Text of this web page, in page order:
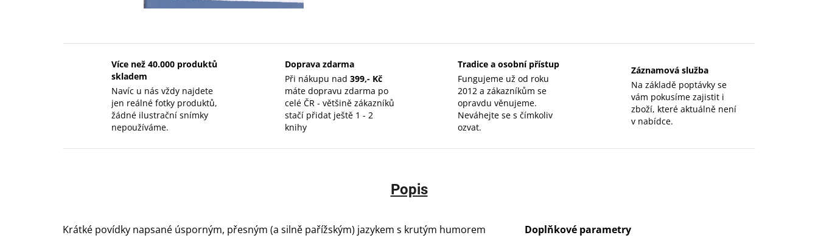
Více než 40.000 produktů
skladem
Navíc u nás vždy najdete
jen reálné fotky produktů,
žádné ilustrační snímky
nepoužíváme.
Doprava zdarma
Při nákupu nad 399,- Kč
máte dopravu zdarma po
celé ČR - většině zákazníků
stačí přidat ještě 1 - 2
knihy
Tradice a osobní přístup
Fungujeme už od roku
2012 a zákazníkům se
opravdu věnujeme.
Neváhejte se s čímkoliv
ozvat.
Záznamová služba
Na základě poptávky se
vám pokusíme zajistit i
zboží, které aktuálně není
v nabídce.
Popis
Krátké povídky napsané úsporným, přesným (a silně pařížským) jazykem s krutým humorem
Doplňkové parametry